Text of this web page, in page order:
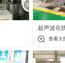
超声波在
查看大